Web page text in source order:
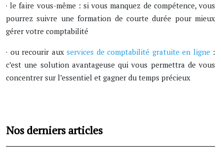
· le faire vous-même : si vous manquez de compétence, vous
pourrez suivre une formation de courte durée pour mieux
gérer votre comptabilité
· ou recourir aux services de comptabilité gratuite en ligne :
c’est une solution avantageuse qui vous permettra de vous
concentrer sur l’essentiel et gagner du temps précieux
Nos derniers articles